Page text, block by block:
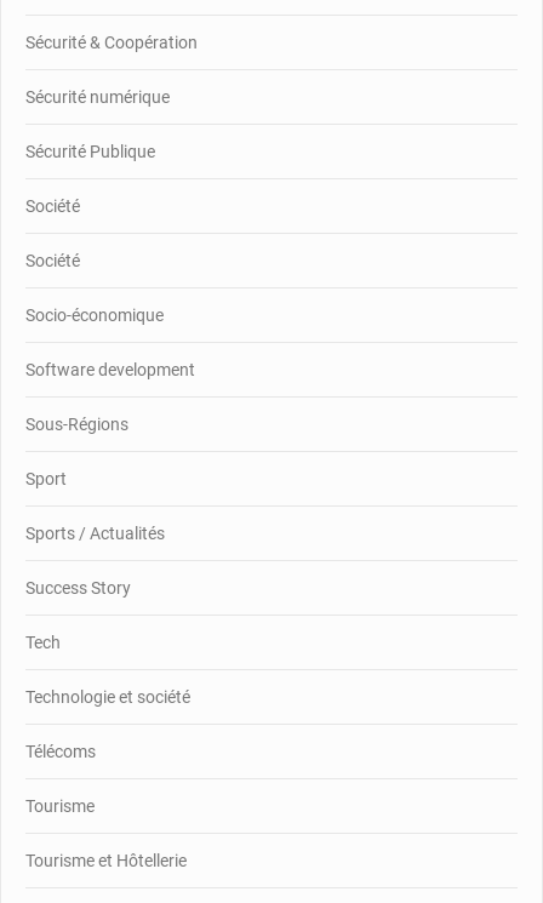
Sécurité & Coopération
Sécurité numérique
Sécurité Publique
Société
Société
Socio-économique
Software development
Sous-Régions
Sport
Sports / Actualités
Success Story
Tech
Technologie et société
Télécoms
Tourisme
Tourisme et Hôtellerie